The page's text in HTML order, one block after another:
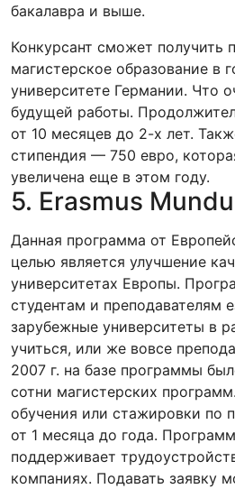
бакалавра и выше.
Конкурсант сможет получить
магистерское образование в
университете Германии. Что
будущей работы.
от 10 месяцев до 2-х лет.
стипендия — 750 евро,
увеличена еще в этом году.
5. Erasmus
Данная программа от
целью является улучшение
университетах Европы.
студентам и преподавателям
зарубежные университеты в
учиться, или же вовсе
2007 г. на базе программы
сотни магистерских
обучения или стажировки по
от 1 месяца до года.
поддерживает
компаниях. Подавать заявку